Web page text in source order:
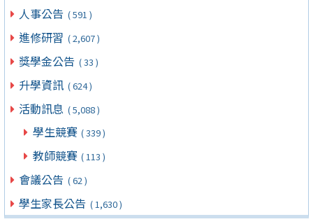
人事公告 ( 591 )
進修研習 ( 2,607 )
獎學金公告 ( 33 )
升學資訊 ( 624 )
活動訊息 ( 5,088 )
學生競賽 ( 339 )
教師競賽 ( 113 )
會議公告 ( 62 )
學生家長公告 ( 1,630 )